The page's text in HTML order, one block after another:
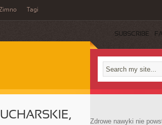
Tagi
SUBSCRIBE
Zdrowe nawyki nie